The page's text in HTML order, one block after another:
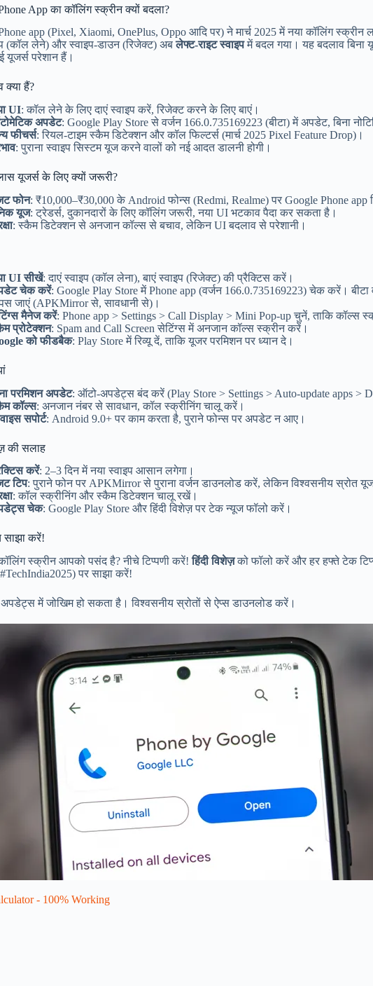
App का कॉलिंग स्क्रीन क्यों बदला?
app (Pixel, Xiaomi, OnePlus, Oppo आदि पर) ने मार्च 2025 में नया कॉलिंग स्क्रीन
(कॉल लेने) और स्वाइप-डाउन (रिजेक्ट) अबलेफ्ट-राइट स्वाइपमें बदल गया। यह बदलाव बिना
परेशान हैं।
क्या हैं?
UI: कॉल लेने के लिए दाएं स्वाइप करें, रिजेक्ट करने के लिए बाएं।
अपडेट: Google Play Store से वर्जन 166.0.735169223 (बीटा) में अपडेट, बिना
फीचर्स: रियल-टाइम स्कैम डिटेक्शन और कॉल फिल्टर्स (मार्च 2025 Pixel Feature Drop)।
: पुराना स्वाइप सिस्टम यूज करने वालों को नई आदत डालनी होगी।
यूजर्स के लिए क्यों जरूरी?
फोन: ₹10,000–₹30,000 के Android फोन्स (Redmi, Realme) पर Google Phone app
यूज: ट्रेडर्स, दुकानदारों के लिए कॉलिंग जरूरी, नया UI भटकाव पैदा कर सकता है।
: स्कैम डिटेक्शन से अनजान कॉल्स से बचाव, लेकिन UI बदलाव से परेशानी।
UI सीखें: दाएं स्वाइप (कॉल लेना), बाएं स्वाइप (रिजेक्ट) की प्रैक्टिस करें।
चेक करें: Google Play Store में Phone app (वर्जन 166.0.735169223) चेक करें। बीटा
जाएं (APKMirror से, सावधानी से)।
मैनेज करें: Phone app > Settings > Call Display > Mini Pop-up चुनें, ताकि कॉल्स
प्रोटेक्शन: Spam and Call Screen सेटिंग्स में अनजान कॉल्स स्क्रीन करें।
को फीडबैक: Play Store में रिव्यू दें, ताकि यूजर परमिशन पर ध्यान दे।
परमिशन अपडेट: ऑटो-अपडेट्स बंद करें (Play Store > Settings > Auto-update apps >
कॉल्स: अनजान नंबर से सावधान, कॉल स्क्रीनिंग चालू करें।
सपोर्ट: Android 9.0+ पर काम करता है, पुराने फोन्स पर अपडेट न आए।
की सलाह
करें: 2–3 दिन में नया स्वाइप आसान लगेगा।
टिप: पुराने फोन पर APKMirror से पुराना वर्जन डाउनलोड करें, लेकिन विश्वसनीय स्रोत
: कॉल स्क्रीनिंग और स्कैम डिटेक्शन चालू रखें।
चेक: Google Play Store और हिंदी विशेज़ पर टेक न्यूज फॉलो करें।
साझा करें!
स्क्रीन आपको पसंद है? नीचे टिप्पणी करें!हिंदी विशेज़को फॉलो करें और हर हफ्ते टेक
पर साझा करें!
में जोखिम हो सकता है। विश्वसनीय स्रोतों से ऐप्स डाउनलोड करें।
- 100% Working